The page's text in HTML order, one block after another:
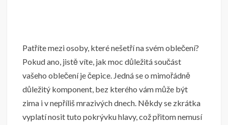
Patříte mezi osoby, které nešetří na svém oblečení?
Pokud ano, jistě víte, jak moc důležitá součást
vašeho oblečení je čepice. Jedná se o mimořádně
důležitý komponent, bez kterého vám může být
zima i v nepříliš mrazivých dnech. Někdy se zkrátka
vyplatí nosit tuto pokrývku hlavy, což přitom nemusí